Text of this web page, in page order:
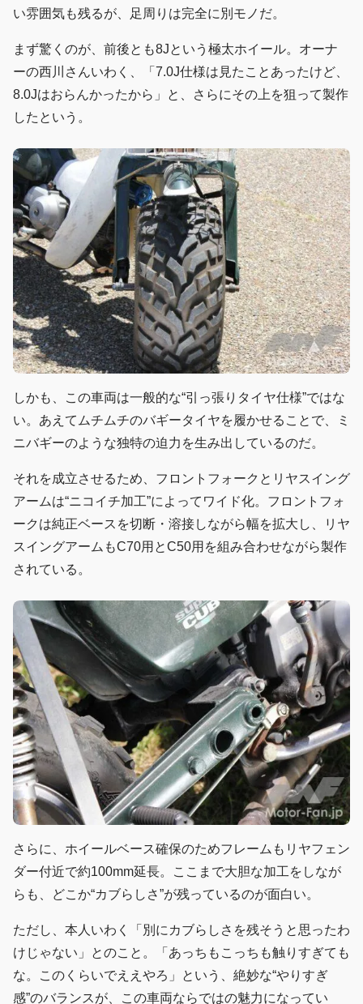
い雰囲気も残るが、足周りは完全に別モノだ。
まず驚くのが、前後とも8Jという極太ホイール。オーナ
ーの西川さんいわく、「7.0J仕様は見たことあったけど、
8.0Jはおらんかったから」と、さらにその上を狙って製作
したという。
しかも、この車両は一般的な“引っ張りタイヤ仕様”ではな
い。あえてムチムチのバギータイヤを履かせることで、ミ
ニバギーのような独特の迫力を生み出しているのだ。
それを成立させるため、フロントフォークとリヤスイング
アームは“ニコイチ加工”によってワイド化。フロントフォ
ークは純正ベースを切断・溶接しながら幅を拡大し、リヤ
スイングアームもC70用とC50用を組み合わせながら製作
されている。
さらに、ホイールベース確保のためフレームもリヤフェン
ダー付近で約100mm延長。ここまで大胆な加工をしなが
らも、どこか“カブらしさ”が残っているのが面白い。
ただし、本人いわく「別にカブらしさを残そうと思ったわ
けじゃない」とのこと。「あっちもこっちも触りすぎても
な。このくらいでええやろ」という、絶妙な“やりすぎ
感”のバランスが、この車両ならではの魅力になってい